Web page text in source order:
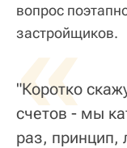
вопрос
застройщиков.
«
"Коротко
счетов - мы
раз, принцип,